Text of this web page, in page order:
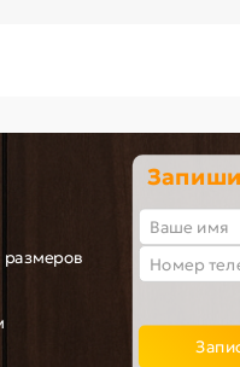
размеров